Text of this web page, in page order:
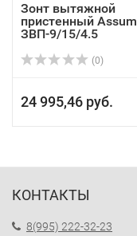
Зонт вытяжной
пристенный Assum
ЗВП-9/15/4.5
(0)
24 995,46 руб.
КОНТАКТЫ
8(995) 222-32-23